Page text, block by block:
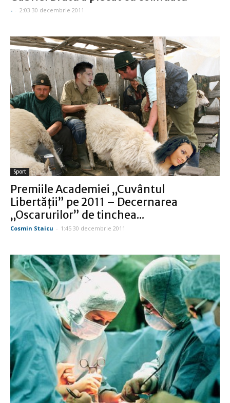
- - 2:03 30 decembrie 2011
Sport
Premiile Academiei „Cuvântul
Libertăţii” pe 2011 – Decernarea
„Oscarurilor” de tinchea...
Cosmin Staicu - 1:45 30 decembrie 2011